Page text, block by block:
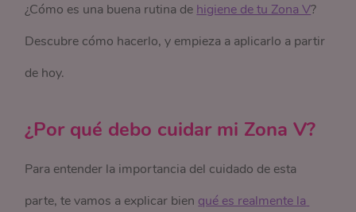
¿Cómo es una buena rutina de higiene de tu Zona V?
Descubre cómo hacerlo, y empieza a aplicarlo a partir
de hoy.
¿Por qué debo cuidar mi Zona V?
Para entender la importancia del cuidado de esta
parte, te vamos a explicar bien qué es realmente la